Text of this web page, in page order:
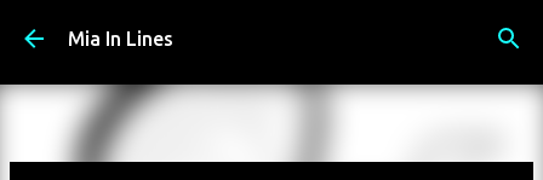
Přeskočit na hlavní obsah
Mia In Lines